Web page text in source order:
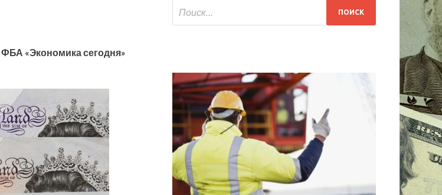
ФБА «Экономика сегодня»